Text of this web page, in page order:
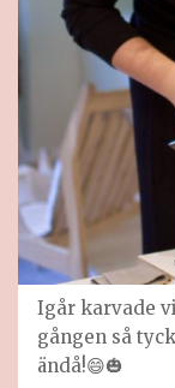
Igår karvade
gången så
ändå!😄🎃